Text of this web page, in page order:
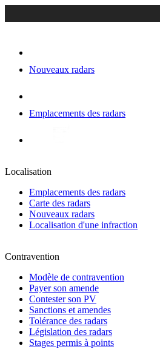
Nouveaux radars
Emplacements des radars
Localisation
Emplacements des radars
Carte des radars
Nouveaux radars
Localisation d'une infraction
Contravention
Modèle de contravention
Payer son amende
Contester son PV
Sanctions et amendes
Tolérance des radars
Législation des radars
Stages permis à points